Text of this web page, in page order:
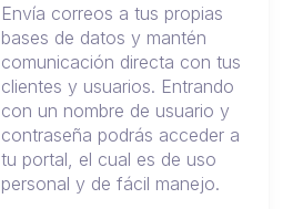
Envía correos a tus propias
bases de datos y mantén
comunicación directa con tus
clientes y usuarios. Entrando
con un nombre de usuario y
contraseña podrás acceder a
tu portal, el cual es de uso
personal y de fácil manejo.